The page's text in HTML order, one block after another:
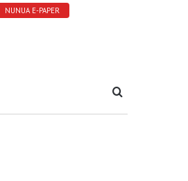
NUNUA E-PAPER
Tafuta